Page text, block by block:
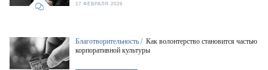
17 ФЕВРАЛЯ 2026
Благотворительность / Как волонтерство становится частью
корпоративной культуры